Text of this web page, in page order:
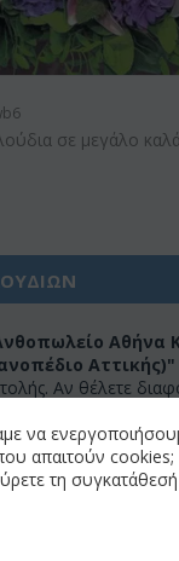
σε μεγάλο
Αθήνα
Αττικής)"
Αν θέλετε
δείτε τα
σας.
ΠΡΟΟΡΙΣΜΟΥ
να
απαιτούν
τη